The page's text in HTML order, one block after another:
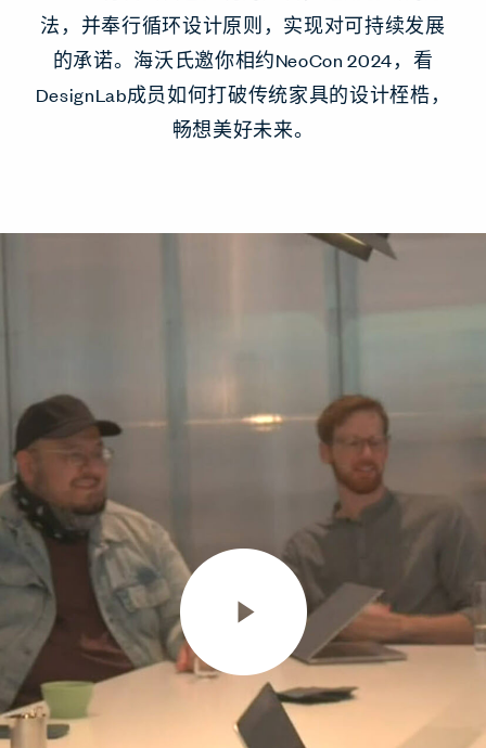
法，并奉行循环设计原则，实现对可持续发展
的承诺。海沃氏邀你相约NeoCon 2024，看
DesignLab成员如何打破传统家具的设计桎梏，
畅想美好未来。